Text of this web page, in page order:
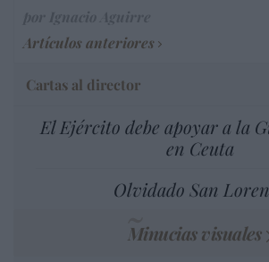
Artículos anteriores
Cartas al director
El Ejército debe apoyar a la
en Ceuta
Olvidado San
Minucias visuales